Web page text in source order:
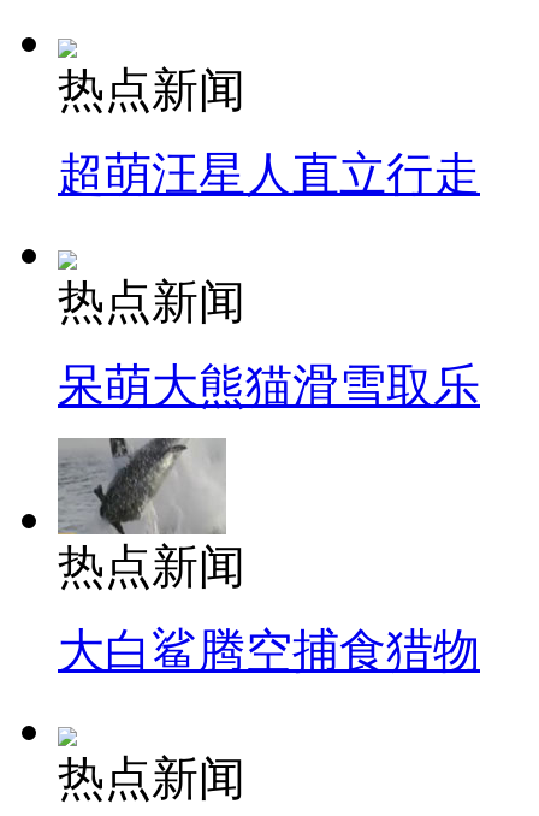
热点新闻
超萌汪星人直立行走
热点新闻
呆萌大熊猫滑雪取乐
热点新闻
大白鲨腾空捕食猎物
热点新闻